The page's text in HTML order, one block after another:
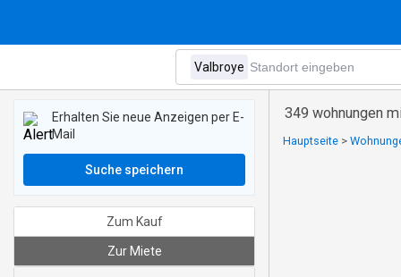
349 wohnungen
Hauptseite >
Erhalten Sie neue Anzeigen per E-
Mail
Suche speichern
Zum Kauf
Zur Miete